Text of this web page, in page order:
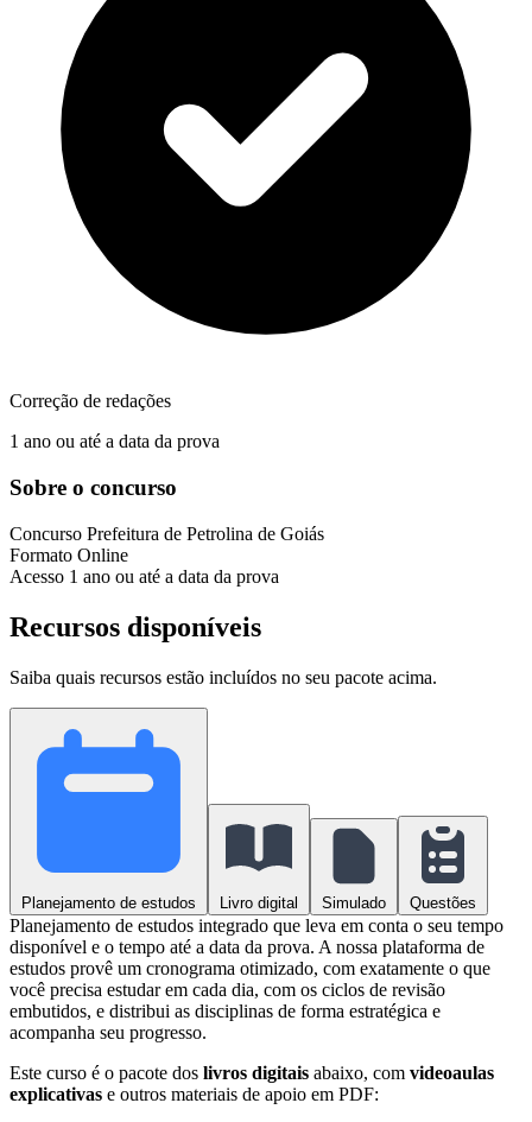
Correção de redações
1 ano ou até a data da prova
Sobre o concurso
Concurso Prefeitura de Petrolina de Goiás
Formato Online
Acesso 1 ano ou até a data da prova
Recursos disponíveis
Saiba quais recursos estão incluídos no seu pacote acima.
Planejamento de estudos Livro digital Simulado Questões
Planejamento de estudos integrado que leva em conta o seu tempo
disponível e o tempo até a data da prova. A nossa plataforma de
estudos provê um cronograma otimizado, com exatamente o que
você precisa estudar em cada dia, com os ciclos de revisão
embutidos, e distribui as disciplinas de forma estratégica e
acompanha seu progresso.
Este curso é o pacote dos livros digitais abaixo, com videoaulas
explicativas e outros materiais de apoio em PDF: